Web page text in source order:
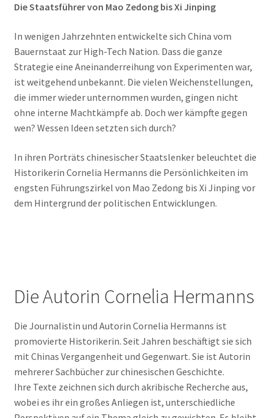
Die Staatsführer von Mao Zedong bis Xi Jinping
In wenigen Jahrzehnten entwickelte sich China vom
Bauernstaat zur High-Tech Nation. Dass die ganze
Strategie eine Aneinanderreihung von Experimenten war,
ist weitgehend unbekannt. Die vielen Weichenstellungen,
die immer wieder unternommen wurden, gingen nicht
ohne interne Machtkämpfe ab. Doch wer kämpfte gegen
wen? Wessen Ideen setzten sich durch?
In ihren Porträts chinesischer Staatslenker beleuchtet die
Historikerin Cornelia Hermanns die Persönlichkeiten im
engsten Führungszirkel von Mao Zedong bis Xi Jinping vor
dem Hintergrund der politischen Entwicklungen.
Die Autorin Cornelia Hermanns
Die Journalistin und Autorin Cornelia Hermanns ist
promovierte Historikerin. Seit Jahren beschäftigt sie sich
mit Chinas Vergangenheit und Gegenwart. Sie ist Autorin
mehrerer Sachbücher zur chinesischen Geschichte.
Ihre Texte zeichnen sich durch akribische Recherche aus,
wobei es ihr ein großes Anliegen ist, unterschiedliche